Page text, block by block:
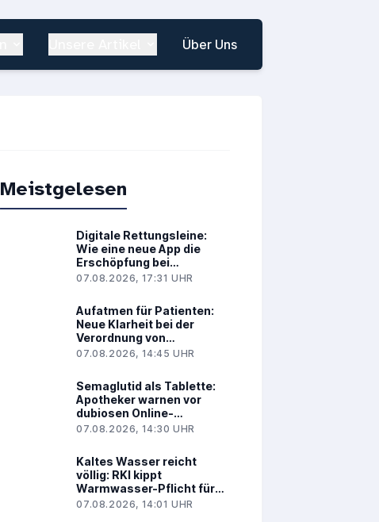
Über Uns
Meistgelesen
Digitale Rettungsleine:
Wie eine neue App die
Erschöpfung bei
Brustkrebs spürbar lindert
07.08.2026, 17:31 UHR
Aufatmen für Patienten:
Neue Klarheit bei der
Verordnung von
Medizinalcannabis
07.08.2026, 14:45 UHR
Semaglutid als Tablette:
Apotheker warnen vor
dubiosen Online-
Angeboten
07.08.2026, 14:30 UHR
Kaltes Wasser reicht
völlig: RKI kippt
Warmwasser-Pflicht für
Kliniken
07.08.2026, 14:01 UHR